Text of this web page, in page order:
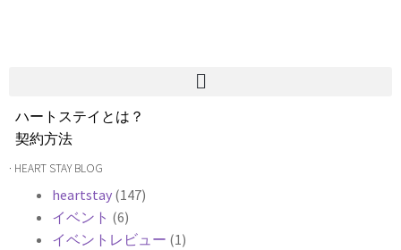
ハートステイとは？
契約方法
韓国不動産情報
よくある質問
Heartee
· HEART STAY BLOG
heartstay (147)
イベント (6)
イベントレビュー (1)